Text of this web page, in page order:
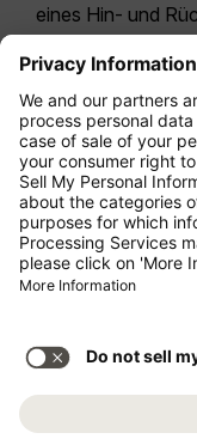
eines Hin- und
letzten 24
möglicherweise
Economy Class
sich i.d.R. um
Tarifoption. Es
für
Leistungen